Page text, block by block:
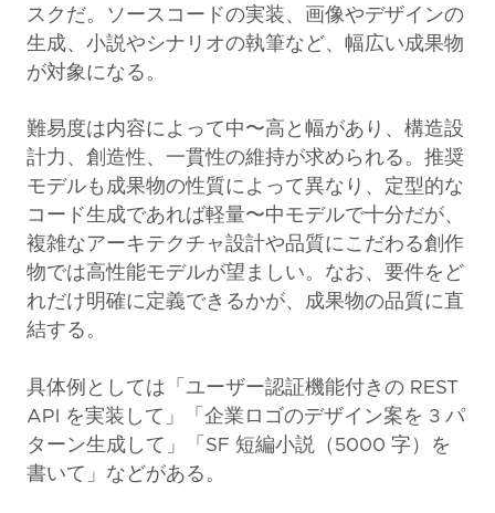
スクだ。ソースコードの実装、画像やデザインの
生成、小説やシナリオの執筆など、幅広い成果物
が対象になる。
難易度は内容によって中〜高と幅があり、構造設
計力、創造性、一貫性の維持が求められる。推奨
モデルも成果物の性質によって異なり、定型的な
コード生成であれば軽量〜中モデルで十分だが、
複雑なアーキテクチャ設計や品質にこだわる創作
物では高性能モデルが望ましい。なお、要件をど
れだけ明確に定義できるかが、成果物の品質に直
結する。
具体例としては「ユーザー認証機能付きの REST
API を実装して」「企業ロゴのデザイン案を 3 パ
ターン生成して」「SF 短編小説（5000 字）を
書いて」などがある。